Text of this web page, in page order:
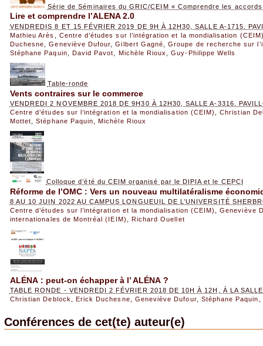
Série de Séminaires du GRIC/CEIM « Comprendre les
Lire et comprendre l’ALENA 2.0
VENDREDIS 8 ET 15 FÉVRIER 2019 DE 9H À 12H30, SALLE A-1715,
Mathieu Arès
Centre d’études sur l’intégration et la mondialisation
Duchesne
,Geneviève Dufour ,Gilbert Gagné ,Groupe de recherche sur
Stéphane Paquin
David Pavot Michèle Rioux ,Guy-Philippe Wells
Table-ronde
Vents contraires sur le commerce
VENDREDI 2 NOVEMBRE 2018 DE 9H30 À 12H30, SALLE A-3316,
Centre d’études sur l’intégration et la mondialisation (CEIM)
,Christian
Mottet
,Stéphane Paquin ,Michèle Rioux
Colloque d’été du CEIM organisé par le DIPIA et le CEPCI
Réforme de l’OMC : Vers un nouveau multilatéralisme
8 AU 10 JUIN 2022 AU CAMPUS LONGUEUIL DE L’UNIVERSITÉ
Centre d’études sur l’intégration et la mondialisation (CEIM)
,Geneviève
internationales de Montréal (IEIM)
Richard Ouellet
ALÉNA : peut-on échapper à l’ ALÉNA ?
TABLE RONDE - VENDREDI 2 FÉVRIER 2018 DE 10H À 12H, À LA
Christian Deblock
Erick Duchesne Geneviève Dufour, Stéphane Paquin
Conférences de cet(te) auteur(e)